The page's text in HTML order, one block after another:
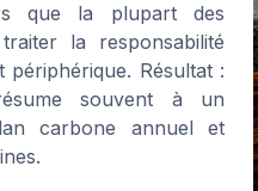
que la plupart des
la responsabilité
périphérique. Résultat :
souvent à un
carbone annuel et